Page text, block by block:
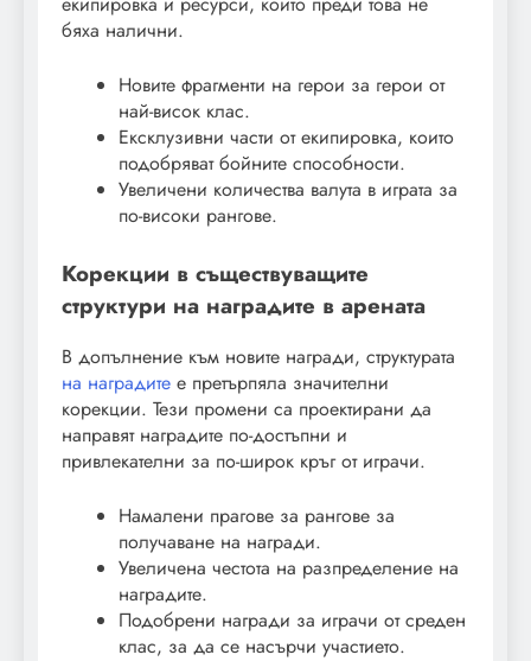
бяха налични.
Новите фрагменти на герои за герои от
най-висок клас.
Ексклузивни части от екипировка, които
подобряват бойните способности.
Увеличени количества валута в играта за
по-високи рангове.
Корекции в съществуващите
структури на наградите в арената
В допълнение към новите награди, структурата
на наградите е претърпяла значителни
корекции. Тези промени са проектирани да
направят наградите по-достъпни и
привлекателни за по-широк кръг от играчи.
Намалени прагове за рангове за
получаване на награди.
Увеличена честота на разпределение на
наградите.
Подобрени награди за играчи от среден
клас, за да се насърчи участието.